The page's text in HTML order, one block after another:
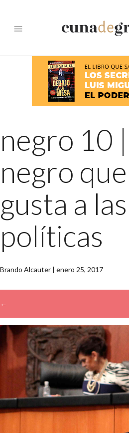
menu
negro 10 |
negro
gusta a las
políticas
Brando Alcauter | enero 25, 2017
←